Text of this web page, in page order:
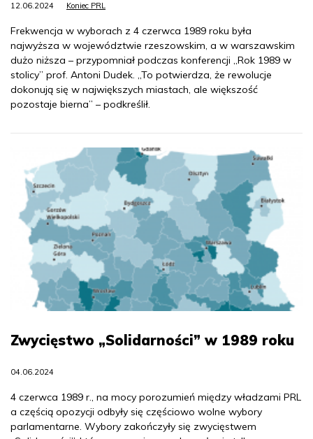
12.06.2024 Koniec PRL
Frekwencja w wyborach z 4 czerwca 1989 roku była
najwyższa w województwie rzeszowskim, a w warszawskim
dużo niższa – przypomniał podczas konferencji „Rok 1989 w
stolicy” prof. Antoni Dudek. „To potwierdza, że rewolucje
dokonują się w największych miastach, ale większość
pozostaje bierna” – podkreślił.
Zwycięstwo „Solidarności” w 1989 roku
04.06.2024
4 czerwca 1989 r., na mocy porozumień między władzami PRL
a częścią opozycji odbyły się częściowo wolne wybory
parlamentarne. Wybory zakończyły się zwycięstwem